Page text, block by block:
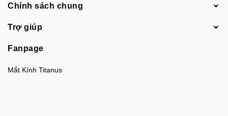
Chính sách chung
Trợ giúp
Fanpage
Mắt Kính Titanus